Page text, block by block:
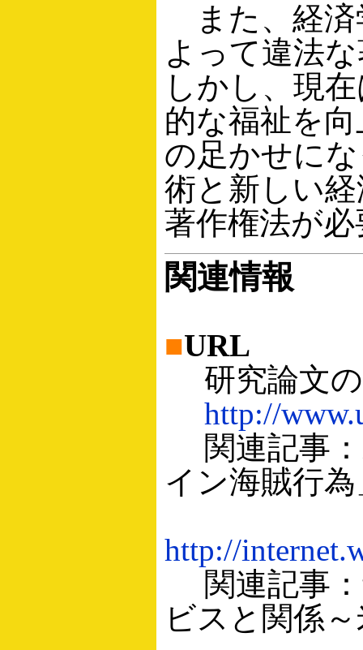
また、経済
よって違法
しかし、現
的な福祉を
の足かせに
術と新しい
著作権法が
関連情報
■URL
研究論文の
http://
関連記事：
イン海賊行
http://
関連記事：
ビスと関係